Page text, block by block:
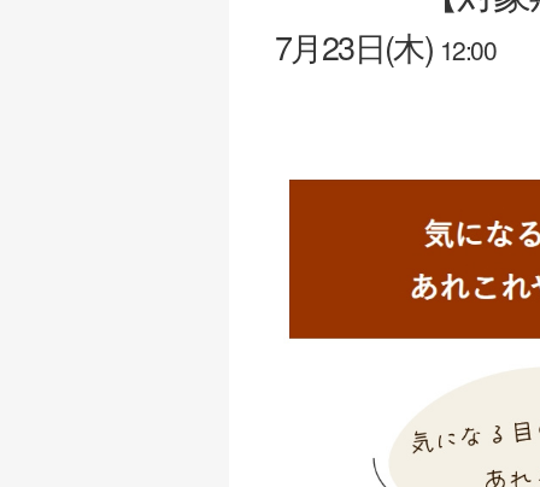
7月23日(木) 12:00